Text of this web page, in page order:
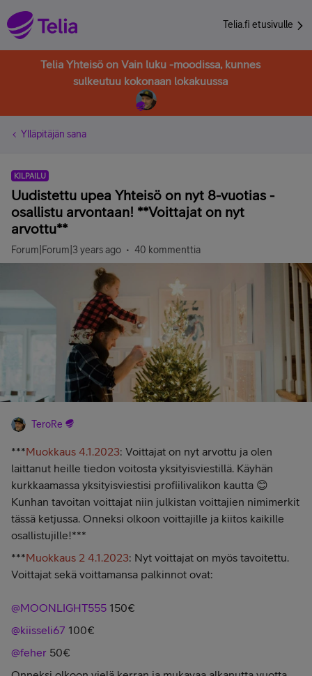
Telia.fi etusivulle
Telia Yhteisö on Vain luku -moodissa, kunnes
sulkeutuu kokonaan lokakuussa
Ylläpitäjän sana
KILPAILU
Uudistettu upea Yhteisö on nyt 8-vuotias -
osallistu arvontaan! **Voittajat on nyt
arvottu**
Forum|Forum|3 years ago 40 kommenttia
TeroRe
***Muokkaus 4.1.2023: Voittajat on nyt arvottu ja olen
laittanut heille tiedon voitosta yksityisviestillä. Käyhän
kurkkaamassa yksityisviestisi profiilivalikon kautta 😊
Kunhan tavoitan voittajat niin julkistan voittajien nimimerkit
tässä ketjussa. Onneksi olkoon voittajille ja kiitos kaikille
osallistujille!***
***Muokkaus 2 4.1.2023: Nyt voittajat on myös tavoitettu.
Voittajat sekä voittamansa palkinnot ovat:
@MOONLIGHT555 150€
@kiisseli67 100€
@feher 50€